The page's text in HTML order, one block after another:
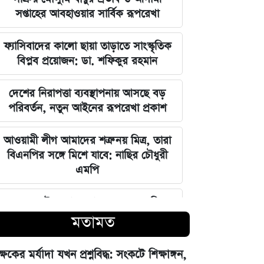
সপ্তাহের আবহাওয়ার সার্বিক রূপরেখা
ফ্যাসিবাদের কালো ছায়া তাড়াতে সাংস্কৃতিক
বিপ্লব প্রয়োজন: ডা. শফিকুর রহমান
দেশের নিরাপত্তা ব্যবস্থাপনায় আসছে বড়
পরিবর্তন, নতুন আইনের রূপরেখা প্রকাশ
আওয়ামী লীগ আমাদের শত্রু নয় মিত্র, তারা
বিএনপির সঙ্গে মিশে যাবে: নাছির চৌধুরী
এমপি
ঘরে বসেই যেভাবে জানবেন এসএসসির
ফলাফল, ১০ আগস্ট প্রকাশের ঘোষণা
মার্কিন ইমিগ্রেশন সার্ভিস বিভাগে বড়
মতামত
মর্যাদা যখন প্রশ্নবিদ্ধ: সংকটে শিক্ষাঙ্গন,